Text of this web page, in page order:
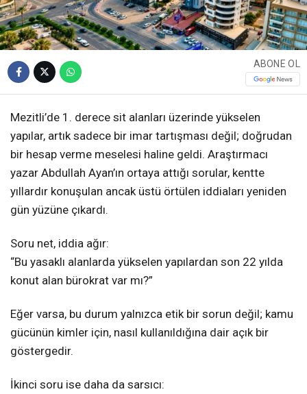
ABONE OL
Mezitli’de 1. derece sit alanları üzerinde yükselen
yapılar, artık sadece bir imar tartışması değil; doğrudan
bir hesap verme meselesi haline geldi. Araştırmacı
yazar Abdullah Ayan’ın ortaya attığı sorular, kentte
yıllardır konuşulan ancak üstü örtülen iddiaları yeniden
gün yüzüne çıkardı.
Soru net, iddia ağır:
“Bu yasaklı alanlarda yükselen yapılardan son 22 yılda
konut alan bürokrat var mı?”
Eğer varsa, bu durum yalnızca etik bir sorun değil; kamu
gücünün kimler için, nasıl kullanıldığına dair açık bir
göstergedir.
İkinci soru ise daha da sarsıcı: